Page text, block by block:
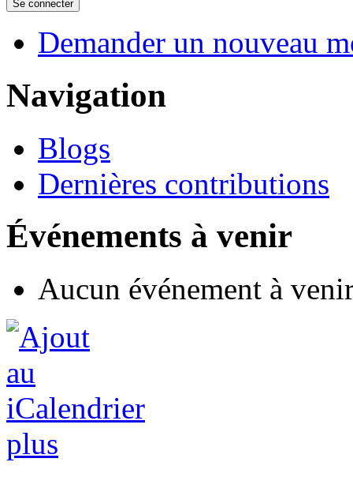
Demander un nouveau
Navigation
Blogs
Dernières contributions
Événements à venir
Aucun événement à
plus